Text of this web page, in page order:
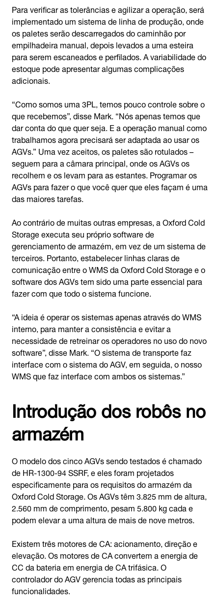
Para verificar as tolerâncias e agilizar a operação, será
implementado um sistema de linha de produção, onde
os paletes serão descarregados do caminhão por
empilhadeira manual, depois levados a uma esteira
para serem escaneados e perfilados. A variabilidade do
estoque pode apresentar algumas complicações
adicionais.
“Como somos uma 3PL, temos pouco controle sobre o
que recebemos”, disse Mark. “Nós apenas temos que
dar conta do que quer seja. E a operação manual como
trabalhamos agora precisará ser adaptada ao usar os
AGVs.” Uma vez aceitos, os paletes são rotulados –
seguem para a câmara principal, onde os AGVs os
recolhem e os levam para as estantes. Programar os
AGVs para fazer o que você quer que eles façam é uma
das maiores tarefas.
Ao contrário de muitas outras empresas, a Oxford Cold
Storage executa seu próprio software de
gerenciamento de armazém, em vez de um sistema de
terceiros. Portanto, estabelecer linhas claras de
comunicação entre o WMS da Oxford Cold Storage e o
software dos AGVs tem sido uma parte essencial para
fazer com que todo o sistema funcione.
“A ideia é operar os sistemas apenas através do WMS
interno, para manter a consistência e evitar a
necessidade de retreinar os operadores no uso do novo
software”, disse Mark. “O sistema de transporte faz
interface com o sistema do AGV, em seguida, o nosso
WMS que faz interface com ambos os sistemas.”
Introdução dos robôs no
armazém
O modelo dos cinco AGVs sendo testados é chamado
de HR-1300-94 SSRF, e eles foram projetados
especificamente para os requisitos do armazém da
Oxford Cold Storage. Os AGVs têm 3.825 mm de altura,
2.560 mm de comprimento, pesam 5.800 kg cada e
podem elevar a uma altura de mais de nove metros.
Existem três motores de CA: acionamento, direção e
elevação. Os motores de CA convertem a energia de
CC da bateria em energia de CA trifásica. O
controlador do AGV gerencia todas as principais
funcionalidades.